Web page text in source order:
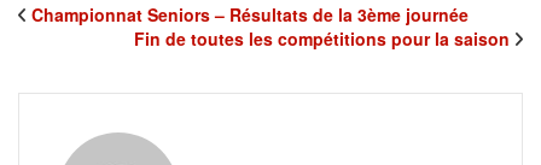
Championnat Seniors – Résultats de la 3ème journée
Fin de toutes les compétitions pour la saison